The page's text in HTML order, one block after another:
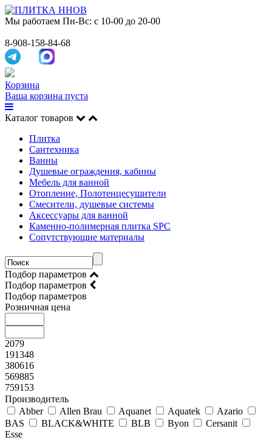
Мы работаем Пн-Вс: с 10-00 до 20-00
8-908-158-84-68
Корзина
Ваша корзина пуста
Каталог товаров
Плитка
Сантехника
Ванны
Душевые ограждения, кабины
Мебель для ванной
Отопление, Полотенцесушители
Смесители, душевые системы
Аксессуары для ванной
Каменно-полимерная плитка SPC
Сопутствующие материалы
Подбор параметров
Подбор параметров
Подбор параметров
Розничная цена
2079
191348
380616
569885
759153
Производитель
Abber
Allen Brau Aquanet Aquatek
Azario
BAS
BLACK&WHITE BLB Byon
Cersanit
Esse